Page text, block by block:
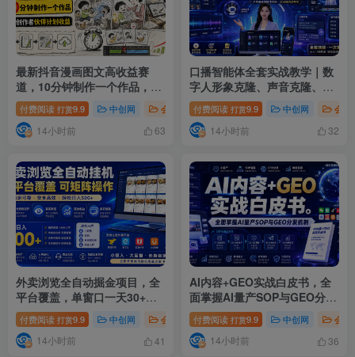
最新抖音漫画图文高收益赛
道，10分钟制作一个作品，稳
拿创作者伙伴计划收益
付费阅读 打赏9.9 中创网 会员免费 # 最新抖音漫画图文高收益赛道
14小时前 63
口播智能体全套实战教学｜数
字人形象克隆、声音克隆、AI
视频生成、文案改写、软件配
置零基础落地课
付费阅读 打赏9.9 中创网 会员
14小时前 32
外卖浏览全自动掘金项目，全
平台覆盖，单窗口一天30+，
可批量矩阵做，轻松日入500+
【揭秘】
付费阅读 打赏9.9 中创网 会员免费 # 轻松日入500 # 外卖浏览全自动
14小时前 41
AI内容+GEO实战白皮书，全
面掌握AI量产SOP与GEO分发
机制【文档】
付费阅读 打赏9.9 中创网 会员
14小时前 36